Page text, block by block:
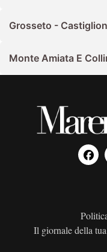
Grosseto -
Monte Amiata E
Il giornale della